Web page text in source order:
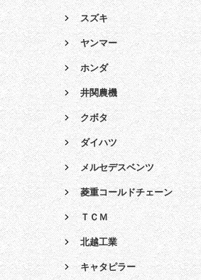
スズキ
ヤンマー
ホンダ
井関農機
クボタ
ダイハツ
メルセデスベンツ
菱重コールドチェーン
ＴＣＭ
北越工業
キャタピラー